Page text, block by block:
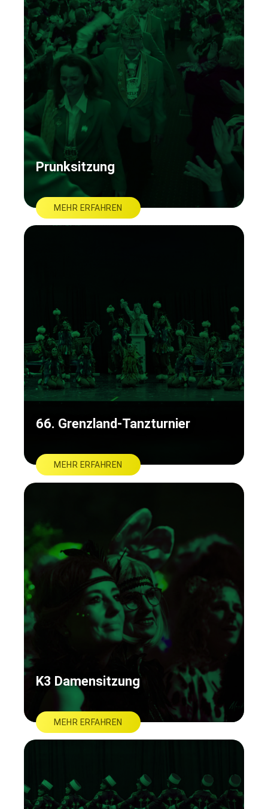
Prunksitzung
MEHR ERFAHREN
66. Grenzland-Tanzturnier
MEHR ERFAHREN
K3 Damensitzung
MEHR ERFAHREN